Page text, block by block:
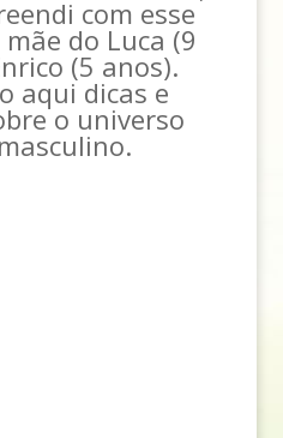
com esse
do Luca (9
(5 anos).
aqui dicas e
o universo